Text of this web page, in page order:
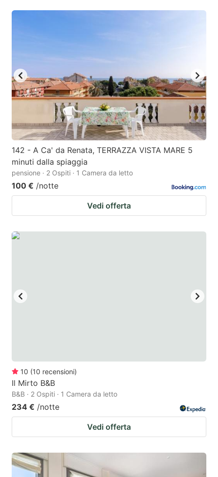
142 - A Ca' da Renata, TERRAZZA VISTA MARE 5
minuti dalla spiaggia
pensione · 2 Ospiti · 1 Camera da letto
100 € /notte
Vedi offerta
10 (10 recensioni)
Il Mirto B&B
B&B · 2 Ospiti · 1 Camera da letto
234 € /notte
Vedi offerta